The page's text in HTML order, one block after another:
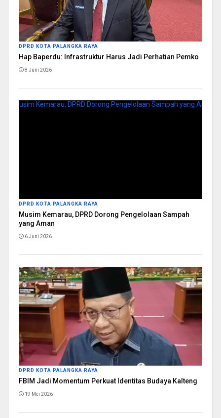
DPRD KOTA PALANGKA RAYA
Hap Baperdu: Infrastruktur Harus Jadi Perhatian Pemko
8 Juni 2026
DPRD KOTA PALANGKA RAYA
Musim Kemarau, DPRD Dorong Pengelolaan Sampah
yang Aman
6 Juni 2026
DPRD KOTA PALANGKA RAYA
FBIM Jadi Momentum Perkuat Identitas Budaya Kalteng
19 Mei 2026